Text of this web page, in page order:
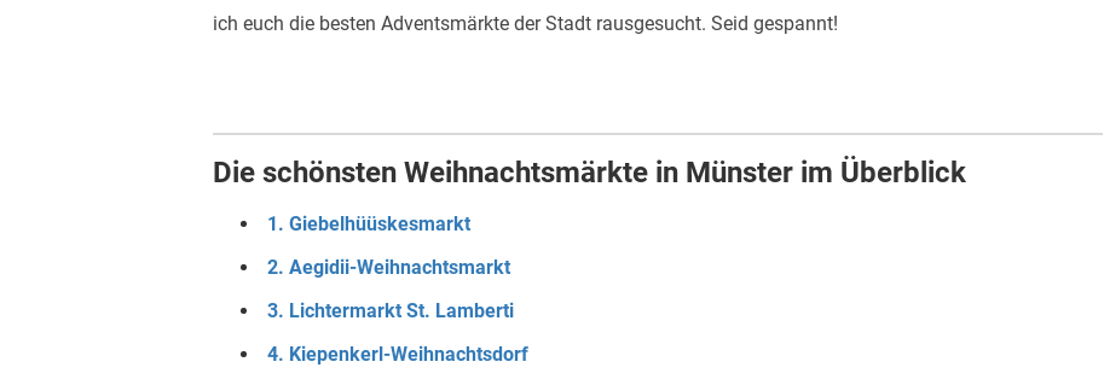
ich euch die besten Adventsmärkte der Stadt rausgesucht. Seid gespannt!
Die schönsten Weihnachtsmärkte in Münster im Überblick
1. Giebelhüüskesmarkt
2. Aegidii-Weihnachtsmarkt
3. Lichtermarkt St. Lamberti
4. Kiepenkerl-Weihnachtsdorf